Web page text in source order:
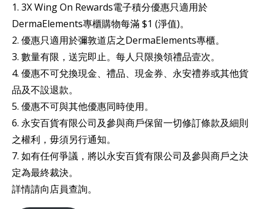
1. 3X Wing On Rewards電子積分優惠只適用於
DermaElements專櫃購物每滿 $1 (淨值)。
2. 優惠只適用於彌敦道店之DermaElements專櫃。
3. 數量有限，送完即止。每人只限換領禮品壹次。
4. 優惠不可兌換現金、禮品、現金券、永安禮券或其他貨
品及不設退款。
5. 優惠不可與其他優惠同時使用。
6. 永安百貨有限公司及參與商戶保留一切修訂條款及細則
之權利，毋須另行通知。
7. 如有任何爭議，將以永安百貨有限公司及參與商戶之決
定為最終裁決。
詳情請向店員查詢。